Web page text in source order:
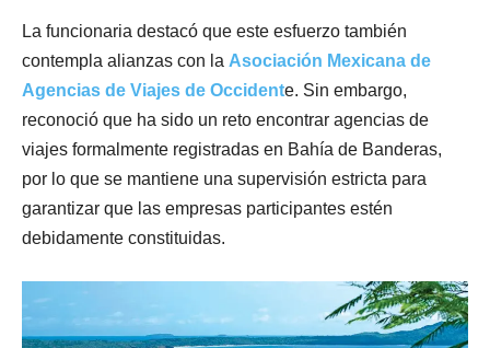
La funcionaria destacó que este esfuerzo también
contempla alianzas con la Asociación Mexicana de
Agencias de Viajes de Occidente. Sin embargo,
reconoció que ha sido un reto encontrar agencias de
viajes formalmente registradas en Bahía de Banderas,
por lo que se mantiene una supervisión estricta para
garantizar que las empresas participantes estén
debidamente constituidas.